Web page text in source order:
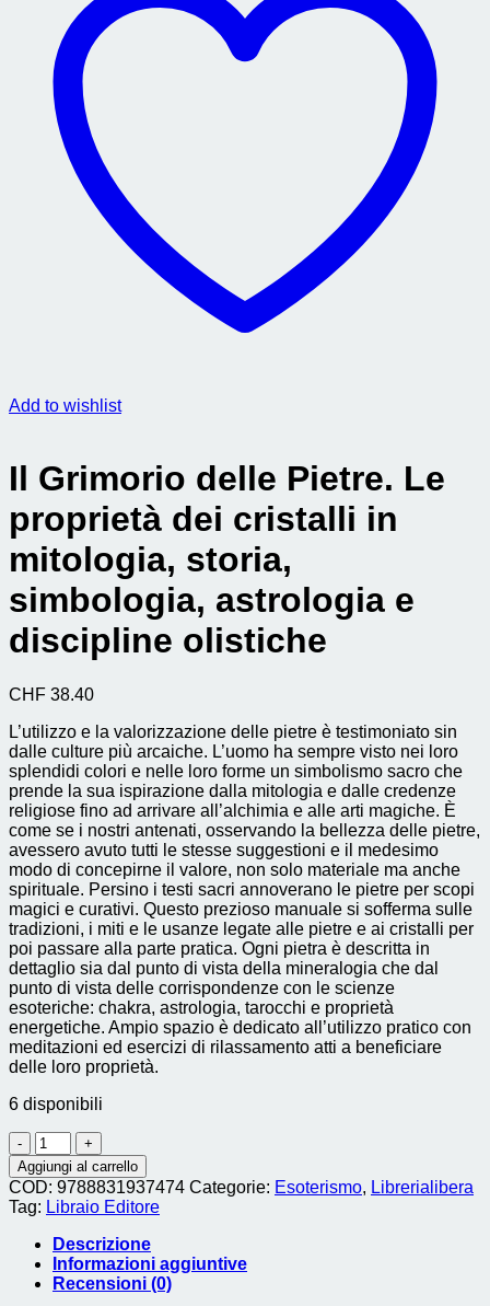
Add to wishlist
Il Grimorio delle Pietre. Le
proprietà dei cristalli in
mitologia, storia,
simbologia, astrologia e
discipline olistiche
CHF 38.40
L’utilizzo e la valorizzazione delle pietre è testimoniato sin
dalle culture più arcaiche. L’uomo ha sempre visto nei loro
splendidi colori e nelle loro forme un simbolismo sacro che
prende la sua ispirazione dalla mitologia e dalle credenze
religiose fino ad arrivare all’alchimia e alle arti magiche. È
come se i nostri antenati, osservando la bellezza delle pietre,
avessero avuto tutti le stesse suggestioni e il medesimo
modo di concepirne il valore, non solo materiale ma anche
spirituale. Persino i testi sacri annoverano le pietre per scopi
magici e curativi. Questo prezioso manuale si sofferma sulle
tradizioni, i miti e le usanze legate alle pietre e ai cristalli per
poi passare alla parte pratica. Ogni pietra è descritta in
dettaglio sia dal punto di vista della mineralogia che dal
punto di vista delle corrispondenze con le scienze
esoteriche: chakra, astrologia, tarocchi e proprietà
energetiche. Ampio spazio è dedicato all’utilizzo pratico con
meditazioni ed esercizi di rilassamento atti a beneficiare
delle loro proprietà.
6 disponibili
Il
Grimorio
delle
Pietre.
Le
proprietà
dei
cristalli
Aggiungi al carrello
COD: 9788831937474 Categorie: Esoterismo, Librerialibera
Tag: Libraio Editore
Descrizione
Informazioni aggiuntive
Recensioni (0)